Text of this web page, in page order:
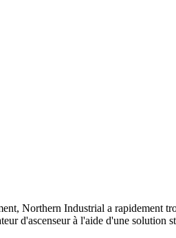
Northern Industrial a rapidement
d'ascenseur à l'aide d'une solution